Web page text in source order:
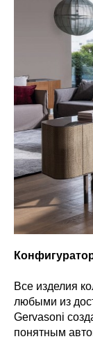
Все изделия
любыми из
Gervasoni
понятным